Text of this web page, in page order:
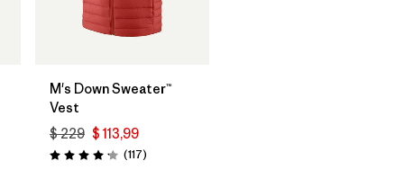
M's Down Sweater™
Vest
$ 229 $ 113,99
Valoración: 4.2 / 5
(117Comentarios
)